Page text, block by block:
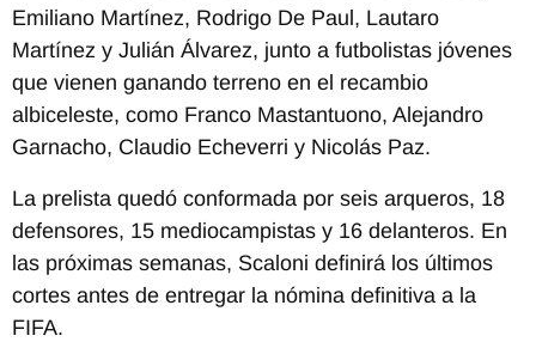
Emiliano Martínez, Rodrigo De Paul, Lautaro
Martínez y Julián Álvarez, junto a futbolistas jóvenes
que vienen ganando terreno en el recambio
albiceleste, como Franco Mastantuono, Alejandro
Garnacho, Claudio Echeverri y Nicolás Paz.
La prelista quedó conformada por seis arqueros, 18
defensores, 15 mediocampistas y 16 delanteros. En
las próximas semanas, Scaloni definirá los últimos
cortes antes de entregar la nómina definitiva a la
FIFA.